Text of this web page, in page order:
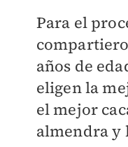
Para el
años de
eligen la
el mejor
almendra y